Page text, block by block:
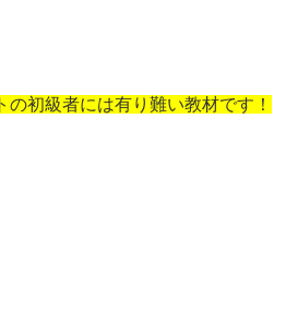
初級者には有り難い教材です！